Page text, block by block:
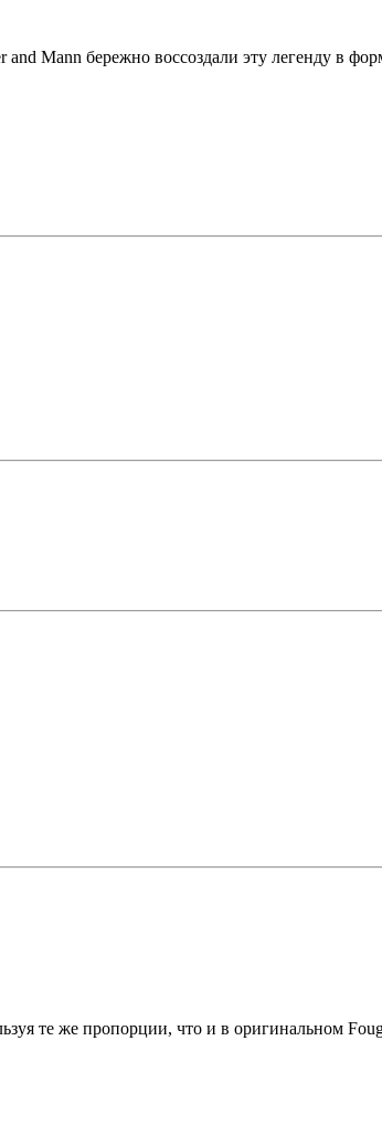
Mann бережно воссоздали эту легенду в
те же пропорции, что и в оригинальном